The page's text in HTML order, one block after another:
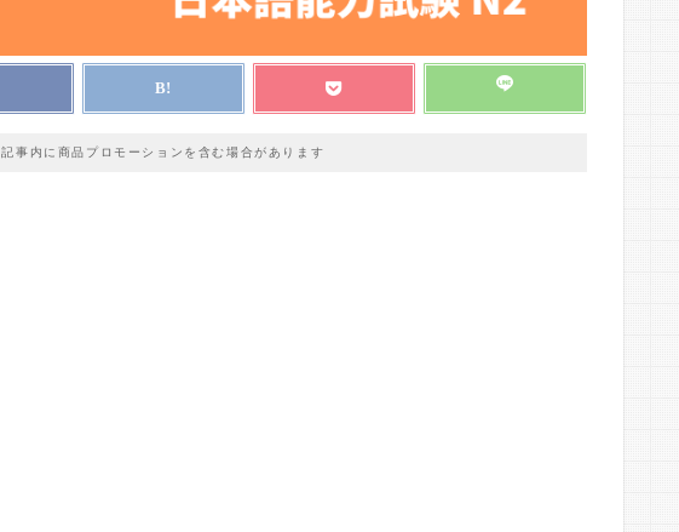
記事内に商品プロモーションを含む場合があります